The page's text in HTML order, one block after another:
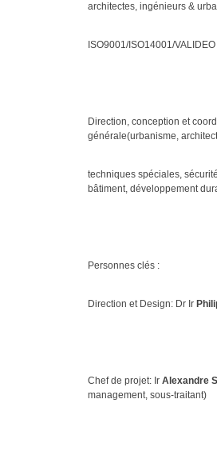
architectes, ingénieurs &
ISO9001/ISO14001/VALIDEO
Direction, conception et
générale(urbanisme,
techniques spéciales,
bâtiment, développement
Personnes clés :
Direction et Design: Dr Ir
Chef de projet: Ir Alexandre
management, sous-traitant)